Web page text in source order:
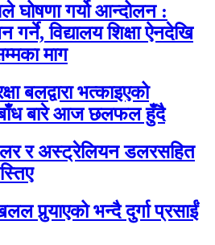
घोषणा गर्यो आन्दोलन :
विद्यालय शिक्षा ऐनदेखि
माग
बलद्वारा भत्काइएको
बारे आज छलफल हुँदै
र अस्ट्रेलियन डलरसहित
पुर्‍याएको भन्दै दुर्गा प्रसाईं